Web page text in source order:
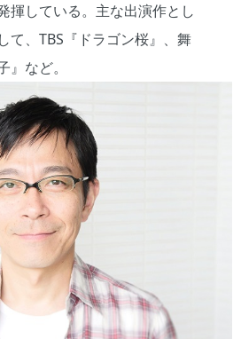
揮している。主な出演作とし
て、TBS『ドラゴン桜』、舞
など。